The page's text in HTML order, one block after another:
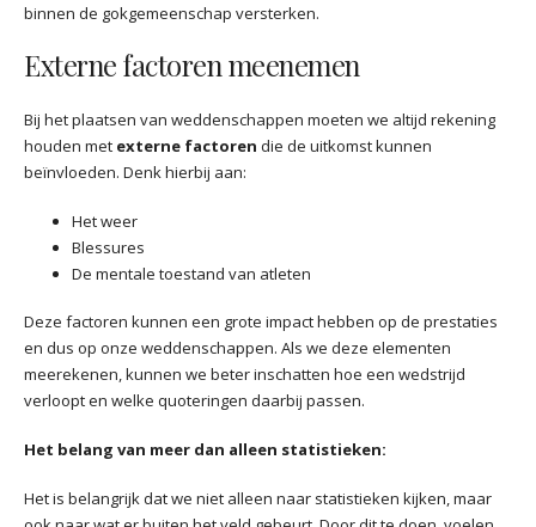
binnen de gokgemeenschap versterken.
Externe factoren meenemen
Bij het plaatsen van weddenschappen moeten we altijd rekening
houden met externe factoren die de uitkomst kunnen
beïnvloeden. Denk hierbij aan:
Het weer
Blessures
De mentale toestand van atleten
Deze factoren kunnen een grote impact hebben op de prestaties
en dus op onze weddenschappen. Als we deze elementen
meerekenen, kunnen we beter inschatten hoe een wedstrijd
verloopt en welke quoteringen daarbij passen.
Het belang van meer dan alleen statistieken:
Het is belangrijk dat we niet alleen naar statistieken kijken, maar